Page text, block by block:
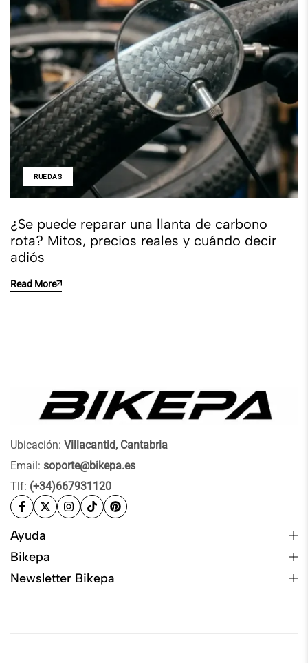
RUEDAS
¿Se puede reparar una llanta de carbono
rota? Mitos, precios reales y cuándo decir
adiós
Read More
Ubicación: Villacantid, Cantabria
Email: soporte@bikepa.es
Tlf: (+34)667931120
Ayuda
Bikepa
Newsletter Bikepa